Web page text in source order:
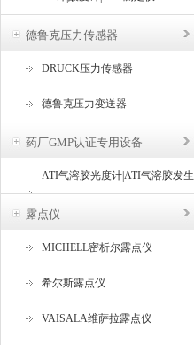
德鲁克压力传感器
DRUCK压力传感器
德鲁克压力变送器
药厂GMP认证专用设备
ATI气溶胶光度计|ATI气溶胶发生
器
露点仪
MICHELL密析尔露点仪
希尔斯露点仪
VAISALA维萨拉露点仪